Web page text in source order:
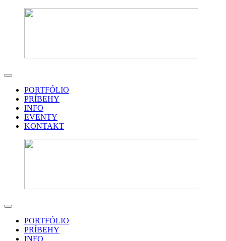
PORTFÓLIO
PRÍBEHY
INFO
EVENTY
KONTAKT
PORTFÓLIO
PRÍBEHY
INFO